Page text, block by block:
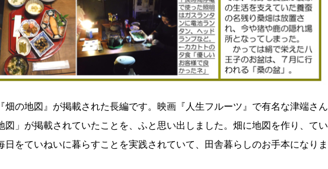
畑の地図』が掲載された長編です。映画『人生フルーツ』で有名な津端さん
図」が掲載されていたことを、ふと思い出しました。畑に地図を作り、てい
日をていねいに暮らすことを実践されていて、田舎暮らしのお手本になりま